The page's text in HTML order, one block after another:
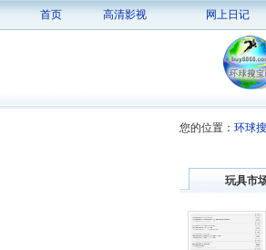
首页 高清影视 网上日记
您的位置： 环球
玩具市